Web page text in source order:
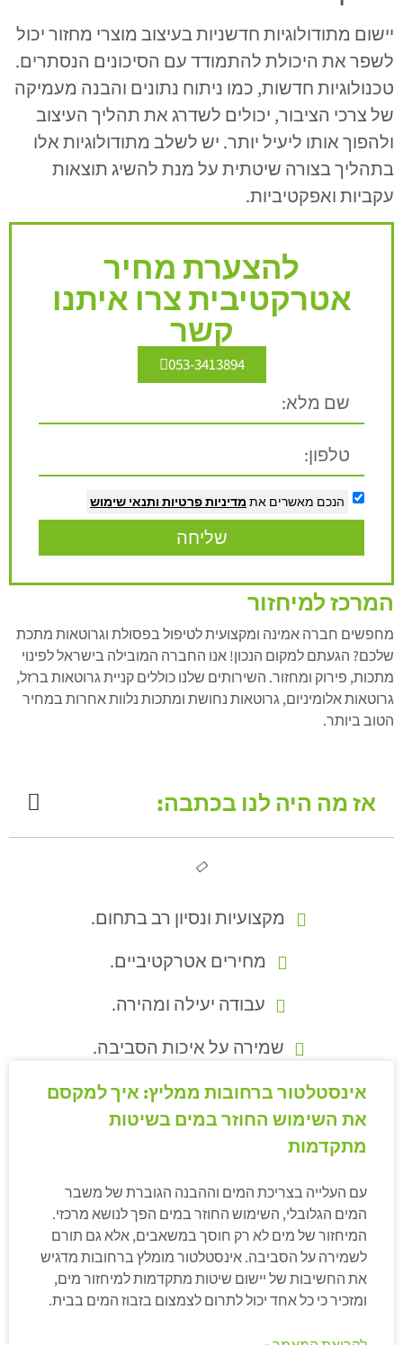
יישום מתודולוגיות חדשניות בעיצוב מוצרי מחזור יכול
לשפר את היכולת להתמודד עם הסיכונים הנסתרים.
טכנולוגיות חדשות, כמו ניתוח נתונים והבנה מעמיקה
של צרכי הציבור, יכולים לשדרג את תהליך העיצוב
ולהפוך אותו ליעיל יותר. יש לשלב מתודולוגיות אלו
בתהליך בצורה שיטתית על מנת להשיג תוצאות
עקביות ואפקטיביות.
להצערת מחיר
אטרקטיבית צרו איתנו
קשר
053-3413894
הנכם מאשרים את מדיניות פרטיות ותנאי שימוש
שליחה
המרכז למיחזור
מחפשים חברה אמינה ומקצועית לטיפול בפסולת וגרוטאות מתכת
שלכם? הגעתם למקום הנכון! אנו החברה המובילה בישראל לפינוי
מתכות, פירוק ומחזור. השירותים שלנו כוללים קניית גרוטאות ברזל,
גרוטאות אלומיניום, גרוטאות נחושת ומתכות נלוות אחרות במחיר
הטוב ביותר.
אז מה היה לנו בכתבה:
מקצועיות ונסיון רב בתחום.
מחירים אטרקטיביים.
עבודה יעילה ומהירה.
שמירה על איכות הסביבה.
אינסטלטור ברחובות ממליץ: איך למקסם
את השימוש החוזר במים בשיטות
מתקדמות
עם העלייה בצריכת המים וההבנה הגוברת של משבר
המים הגלובלי, השימוש החוזר במים הפך לנושא מרכזי.
המיחזור של מים לא רק חוסך במשאבים, אלא גם תורם
לשמירה על הסביבה. אינסטלטור מומלץ ברחובות מדגיש
את החשיבות של יישום שיטות מתקדמות למיחזור מים,
ומזכיר כי כל אחד יכול לתרום לצמצום בזבוז המים בבית.